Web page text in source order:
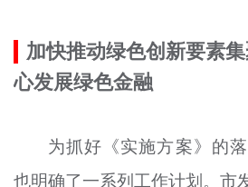
加快推动绿色创新要素
心发展绿色金融
为抓好《实施方案》的
也明确了一系列工作计划。市